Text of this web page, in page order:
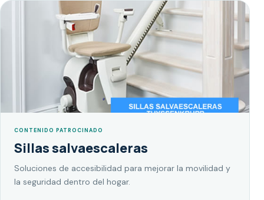
CONTENIDO PATROCINADO
Sillas salvaescaleras
Soluciones de accesibilidad para mejorar la movilidad y
la seguridad dentro del hogar.